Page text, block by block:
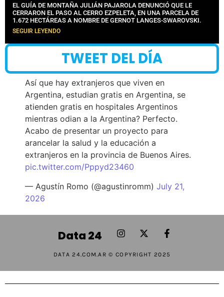
EL GUÍA DE MONTAÑA JULIÁN PAJAROLA DENUNCIÓ QUE LE
CERRARON EL PASO AL CERRO EZPELETA, EN UNA PARCELA DE
1.672 HECTÁREAS A NOMBRE DE GERNOT LANGES-SWAROVSKI.
SEGUIR LEYENDO
TWEET DEL DÍA
Así que hay extranjeros que viven en
Argentina, estudian gratis en Argentina, se
atienden gratis en hospitales Argentinos
mientras odian a la Argentina? Perfecto.
Acabo de presentar un proyecto para
arancelar la salud y la educación a
extranjeros en la provincia de Buenos Aires.
pic.twitter.com/Pppyd23460
— Agustín Romo (@agustinromm) July 21,
2026
Data 24
DATA 24.COM.AR © COPYRIGHT 2025